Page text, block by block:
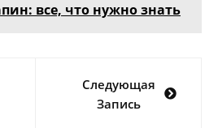
все, что нужно знать
Следующая
Запись